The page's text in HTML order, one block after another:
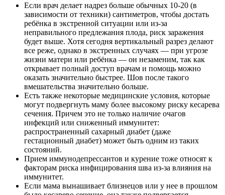
Если врач делает надрез больше обычных 10-20 (в
зависимости от техники) сантиметров, чтобы достать
ребёнка в экстренной ситуации или из-за
неправильного предлежания плода, риск заражения
будет выше. Хотя сегодня вертикальный разрез делают
все реже, однако в экстренных случаях — при угрозе
жизни матери или ребёнка — он незаменим, так как
открывает полный доступ врачам и помощь можно
оказать значительно быстрее. Шов после такого
вмешательства значительно больше.
Есть также некоторые медицинские условия, которые
могут подвергнуть маму более высокому риску кесарева
сечения. Причем это не только наличие очагов
инфекций или сниженный иммунитет:
распространенный сахарный диабет (даже
гестационный диабет) может быть одним из таких
состояний.
Прием иммунодепрессантов и курение тоже относят к
факторам риска инфицирования шва из-за влияния на
иммунитет.
Если мама вынашивает близнецов или у нее в прошлом